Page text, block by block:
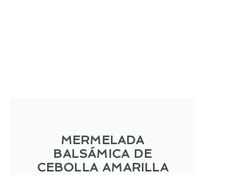
MERMELADA
BALSÁMICA DE
CEBOLLA AMARILLA